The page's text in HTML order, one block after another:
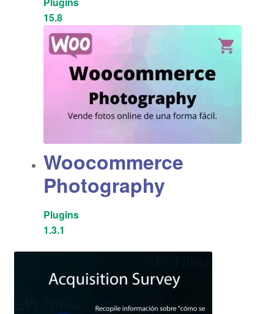
15.8
Woocommerce
Photography
Plugins
1.3.1